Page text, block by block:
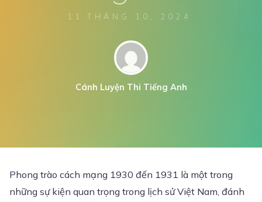
11 THÁNG 10, 2024
Cánh Luyện Thi Tiếng Anh
Phong trào cách mạng 1930 đến 1931 là một trong
những sự kiện quan trọng trong lịch sử Việt Nam, đánh